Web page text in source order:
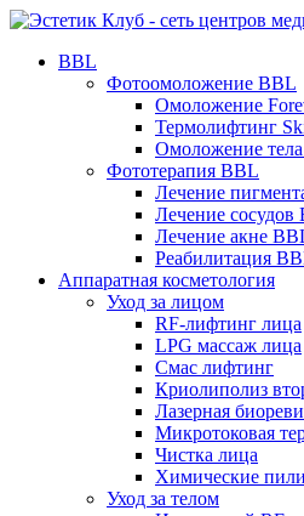
BBL
Фотоомоложение BBL
Омоложение
Термолифтинг
Омоложение
Фототерапия BBL
Лечение
Лечение сосудов
Лечение акне
Реабилитация
Аппаратная косметология
Уход за лицом
RF-лифтинг лица
LPG массаж лица
Смас лифтинг
Криолиполиз
Лазерная
Микротоковая
Чистка лица
Химические
Уход за телом